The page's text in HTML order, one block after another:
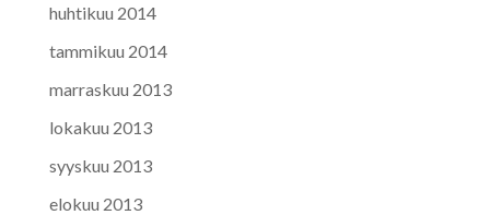
huhtikuu 2014
tammikuu 2014
marraskuu 2013
lokakuu 2013
syyskuu 2013
elokuu 2013